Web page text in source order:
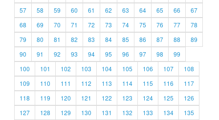
57
58 59 60 61 62 63 64 65 66
67
68
69 70 71 72 73 74 75 76 77
78
79
80 81 82 83 84 85 86 87 88
89
90
91 92 93 94 95 96 97 98
99
100
101 102 103 104 105 106 107
108
109
110 111 112 113 114 115 116
117
118
119 120 121 122 123 124 125
126
127
128 129 130 131 132 133 134
135